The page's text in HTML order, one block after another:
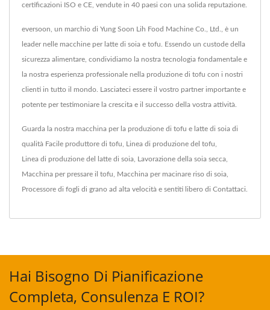
certificazioni ISO e CE, vendute in 40 paesi con una solida reputazione.
eversoon, un marchio di Yung Soon Lih Food Machine Co., Ltd., è un
leader nelle macchine per latte di soia e tofu. Essendo un custode della
sicurezza alimentare, condividiamo la nostra tecnologia fondamentale e
la nostra esperienza professionale nella produzione di tofu con i nostri
clienti in tutto il mondo. Lasciateci essere il vostro partner importante e
potente per testimoniare la crescita e il successo della vostra attività.
Guarda la nostra macchina per la produzione di tofu e latte di soia di
qualità Facile produttore di tofu Linea di produzione del tofu
Linea di produzione del latte di soia Lavorazione della soia secca
Macchina per pressare il tofu Macchina per macinare riso di soia
Processore di fogli di grano ad alta velocità e sentiti libero di Contattaci
Hai Bisogno Di Pianificazione
Completa, Consulenza E ROI?